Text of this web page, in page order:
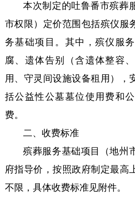
本次制定的吐鲁番市殡葬
市权限）定价范围包括殡仪服
务基础项目。其中，殡仪服
腐、遗体告别（含遗体整容
用、守灵间设施设备租用），
括公益性公墓墓位使用费和
费。
二、收费标准
殡葬服务基础项目（地州
府指导价，按照政府制定最高
不限，具体收费标准见附件。